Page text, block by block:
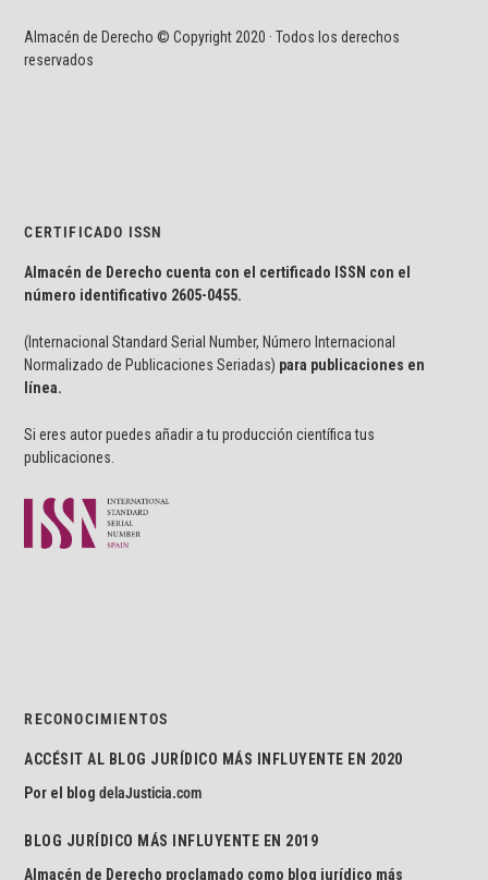
Almacén de Derecho © Copyright 2020 · Todos los derechos
reservados
CERTIFICADO ISSN
Almacén de Derecho cuenta con el certificado ISSN con el
número identificativo 2605-0455.
(Internacional Standard Serial Number, Número Internacional
Normalizado de Publicaciones Seriadas) para publicaciones en
línea.
Si eres autor puedes añadir a tu producción científica tus
publicaciones.
RECONOCIMIENTOS
ACCÉSIT AL BLOG JURÍDICO MÁS INFLUYENTE EN 2020
Por el blogdelaJusticia.com
BLOG JURÍDICO MÁS INFLUYENTE EN 2019
Almacén de Derecho proclamado como blog jurídico más